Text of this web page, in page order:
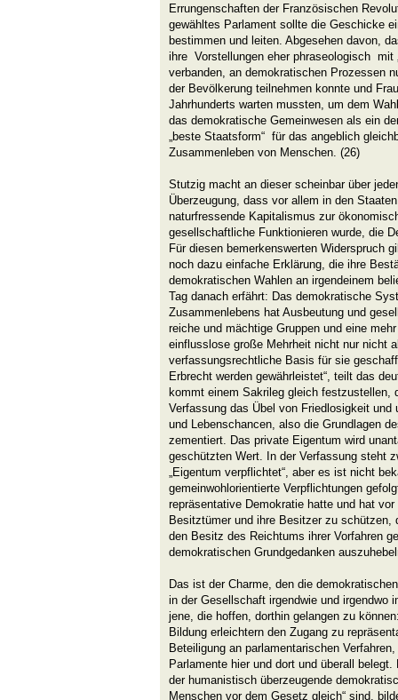
Errungenschaften der Französischen
gewähltes Parlament sollte die Geschicke
bestimmen und leiten. Abgesehen davon,
ihre Vorstellungen eher phraseologisch mit
verbanden, an demokratischen Prozessen
der Bevölkerung teilnehmen konnte und
Jahrhunderts warten mussten, um dem
das demokratische Gemeinwesen als ein
„beste Staatsform“ für das angeblich
Zusammenleben von Menschen. (26)
Stutzig macht an dieser scheinbar über
Überzeugung, dass vor allem in den
naturfressende Kapitalismus zur
gesellschaftliche Funktionieren wurde, die
Für diesen bemerkenswerten Widerspruch
noch dazu einfache Erklärung, die ihre
demokratischen Wahlen an irgendeinem
Tag danach erfährt: Das demokratische
Zusammenlebens hat Ausbeutung und
reiche und mächtige Gruppen und eine
einflusslose große Mehrheit nicht nur nicht
verfassungsrechtliche Basis für sie
Erbrecht werden gewährleistet“, teilt das
kommt einem Sakrileg gleich festzustellen,
Verfassung das Übel von Friedlosigkeit und
und Lebenschancen, also die Grundlagen
zementiert. Das private Eigentum wird
geschützten Wert. In der Verfassung steht
„Eigentum verpflichtet“, aber es ist nicht
gemeinwohlorientierte Verpflichtungen
repräsentative Demokratie hatte und hat
Besitztümer und ihre Besitzer zu schützen,
den Besitz des Reichtums ihrer Vorfahren
demokratischen Grundgedanken
Das ist der Charme, den die
in der Gesellschaft irgendwie und irgendwo
jene, die hoffen, dorthin gelangen zu
Bildung erleichtern den Zugang zu
Beteiligung an parlamentarischen
Parlamente hier und dort und überall belegt.
der humanistisch überzeugende
Menschen vor dem Gesetz gleich“ sind,